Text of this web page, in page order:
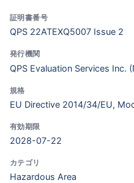
証明書番号
QPS 22ATEXQ5007 Issue 2
発行機関
QPS Evaluation Services Inc.
規格
EU Directive 2014/34/EU,
有効期限
2028-07-22
カテゴリ
Hazardous Area